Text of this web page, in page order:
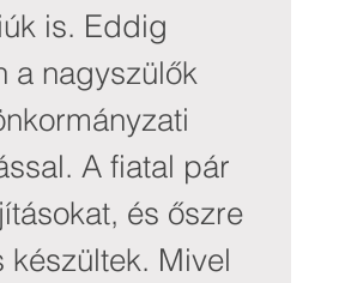
is. Eddig
a nagyszülők
A fiatal pár
és őszre
Mivel